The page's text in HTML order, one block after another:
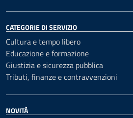
CATEGORIE DI SERVIZIO
Cultura e tempo libero
Educazione e formazione
Giustizia e sicurezza pubblica
Tributi, finanze e contravvenzioni
NOVITÀ